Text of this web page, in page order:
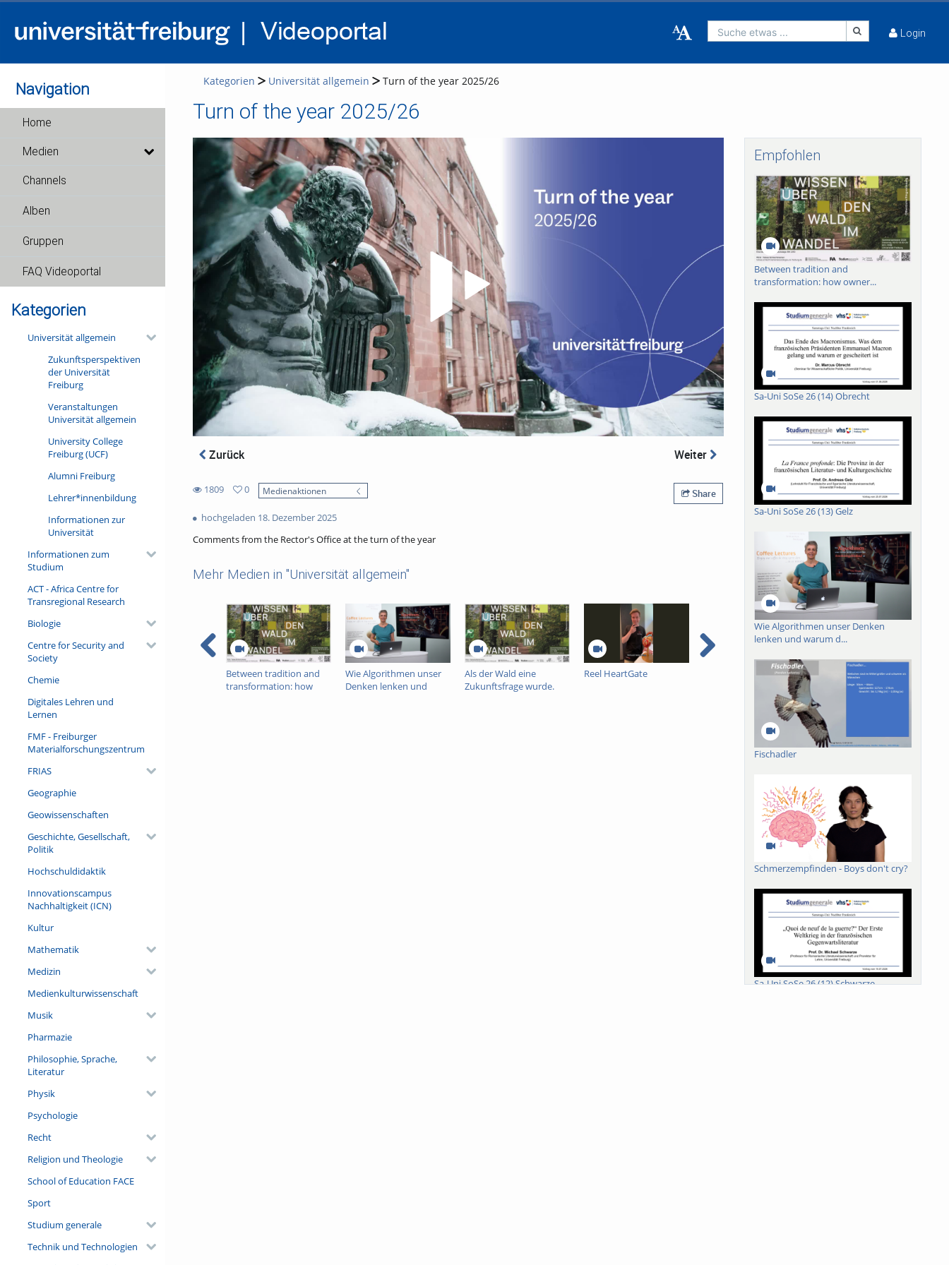
Suche etwas ... Login
Navigation
Home
Medien
Channels
Alben
Gruppen
FAQ Videoportal
Kategorien
Universität allgemein
Zukunftsperspektiven
der Universität
Freiburg
Veranstaltungen
Universität allgemein
University College
Freiburg (UCF)
Alumni Freiburg
Lehrer*innenbildung
Informationen zur
Universität
Informationen zum
Studium
ACT - Africa Centre for
Transregional Research
Biologie
Centre for Security and
Society
Chemie
Digitales Lehren und
Lernen
FMF - Freiburger
Materialforschungszentrum
FRIAS
Geographie
Geowissenschaften
Geschichte, Gesellschaft,
Politik
Hochschuldidaktik
Innovationscampus
Nachhaltigkeit (ICN)
Kultur
Mathematik
Medizin
Medienkulturwissenschaft
Musik
Pharmazie
Philosophie, Sprache,
Literatur
Physik
Psychologie
Recht
Religion und Theologie
School of Education FACE
Sport
Studium generale
Technik und Technologien
Kategorien Universität allgemein Turn of the year 2025/26
Turn of the year 2025/26
Video abspielen
Zurück Weiter
1809
views
0
favorites
Medienaktionen
Share
hochgeladen 18. Dezember 2025
Comments from the Rector's Office at the turn of the year
Mehr Medien in "Universität allgemein"
Between tradition and
transformation: how
Wie Algorithmen unser
Denken lenken und
Als der Wald eine
Zukunftsfrage wurde.
Reel HeartGate
Pestizidverordnung 3B -
Dimitry Wintermantel -
Pestizidverordnung 2B -
Dimitry Wintermantel -
Empfohlen
Between tradition and
transformation: how owner...
Sa-Uni SoSe 26 (14) Obrecht
Sa-Uni SoSe 26 (13) Gelz
Wie Algorithmen unser Denken
lenken und warum d...
Fischadler
Schmerzempfinden - Boys don't cry?
Sa-Uni SoSe 26 (12) Schwarze